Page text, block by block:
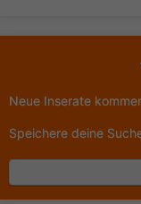
Neue Inserate
Speichere deine